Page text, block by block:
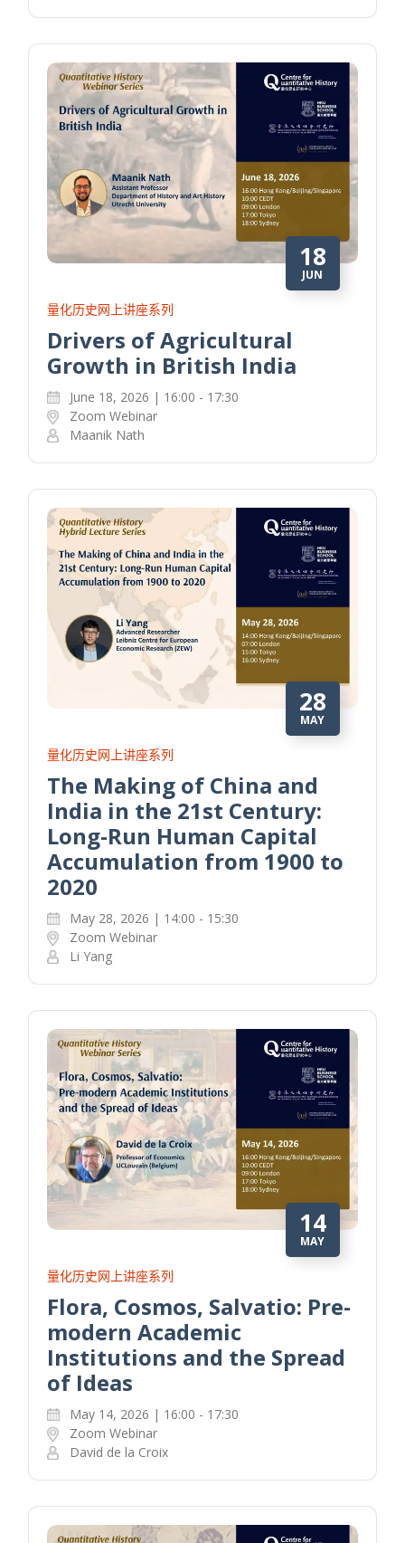
18
JUN
量化历史网上讲座系列
Drivers of Agricultural
Growth in British India
June 18, 2026 | 16:00 - 17:30
Zoom Webinar
Maanik Nath
28
MAY
量化历史网上讲座系列
The Making of China and
India in the 21st Century:
Long-Run Human Capital
Accumulation from 1900 to
2020
May 28, 2026 | 14:00 - 15:30
Zoom Webinar
Li Yang
14
MAY
量化历史网上讲座系列
Flora, Cosmos, Salvatio: Pre-
modern Academic
Institutions and the Spread
of Ideas
May 14, 2026 | 16:00 - 17:30
Zoom Webinar
David de la Croix